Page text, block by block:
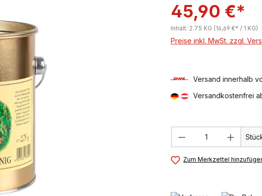
45,90 €*
Inhalt: 2.75 KG (16,69 €* / 1 KG)
Preise inkl. MwSt. zzgl.
Versand innerhalb
Versandkostenfrei
Produkt
Zum Merkzettel